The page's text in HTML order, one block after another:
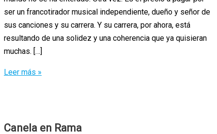
ser un francotirador musical independiente, dueño y señor de
sus canciones y su carrera. Y su carrera, por ahora, está
resultando de una solidez y una coherencia que ya quisieran
muchas. […]
La
Bright
Leer más »
Canela en Rama